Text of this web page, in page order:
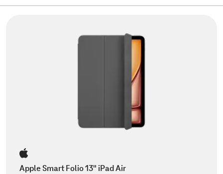
Apple Smart Folio 13" iPad Air